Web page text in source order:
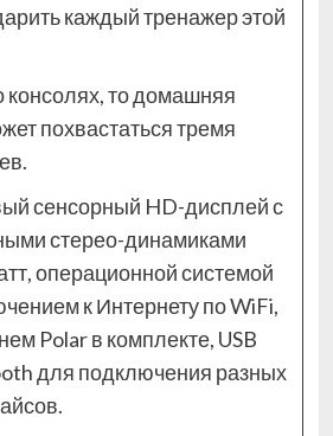
каждый тренажер этой
консолях, то домашняя
похвастаться тремя
сенсорный HD-дисплей с
стерео-динамиками
операционной системой
к Интернету по WiFi,
Polar в комплекте, USB
для подключения разных